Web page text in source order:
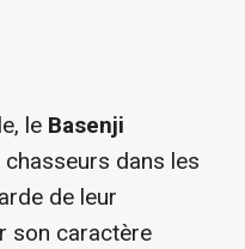
le Basenji
dans les
de leur
son caractère